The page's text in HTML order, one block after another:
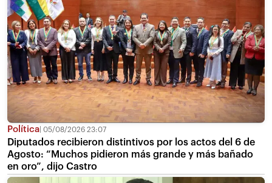
Política 05/08/2026 23:07
Diputados recibieron distintivos por los actos del 6 de
Agosto: “Muchos pidieron más grande y más bañado
en oro”, dijo Castro